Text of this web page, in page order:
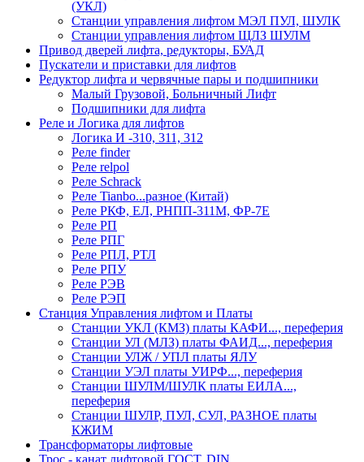
(УКЛ)
Станции управления лифтом МЭЛ ПУЛ, ШУЛК
Станции управления лифтом ЩЛЗ ШУЛМ
Привод дверей лифта, редукторы, БУАД
Пускатели и приставки для лифтов
Редуктор лифта и червячные пары и подшипники
Малый Грузовой, Больничный Лифт
Подшипники для лифта
Реле и Логика для лифтов
Логика И -310, 311, 312
Реле findеr
Реле relpol
Реле Schrack
Реле Tianbo...разное (Китай)
Реле РКФ, ЕЛ, РНПП-311М, ФР-7Е
Реле РП
Реле РПГ
Реле РПЛ, РТЛ
Реле РПУ
Реле РЭВ
Реле РЭП
Станция Управления лифтом и Платы
Станции УКЛ (КМЗ) платы КАФИ..., переферия
Станции УЛ (МЛЗ) платы ФАИД..., переферия
Станции УЛЖ / УПЛ платы ЯЛУ
Станции УЭЛ платы УИРФ..., переферия
Станции ШУЛМ/ШУЛК платы ЕИЛА...,
переферия
Станции ШУЛР, ПУЛ, СУЛ, РАЗНОЕ платы
КЖИМ
Трансформаторы лифтовые